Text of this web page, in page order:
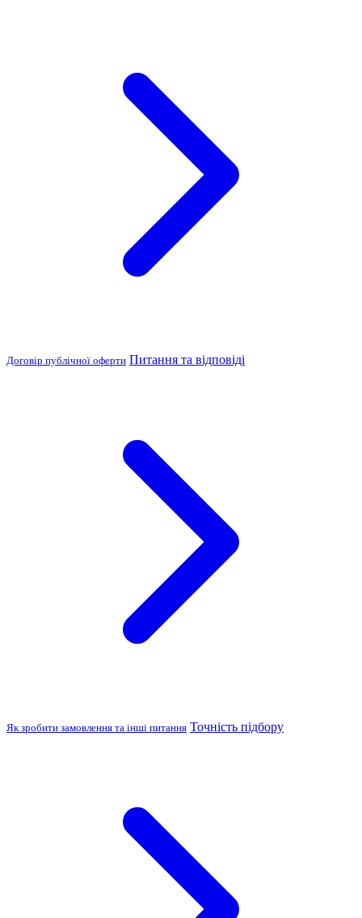
Договір публічної оферти Питання та відповіді
Як зробити замовлення та інші питання Точність підбору